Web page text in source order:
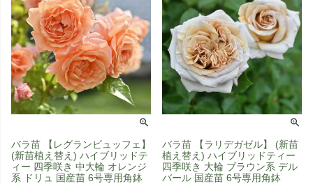
バラ苗 【レグランビュッフェ】
(新苗植え替え) ハイブリッドテ
ィー 四季咲き 中大輪 オレンジ
系 ドリュ 国産苗 6号専用角鉢
バラ苗 【ラリデガゼル】 (新苗
植え替え) ハイブリッドティー
四季咲き 大輪 ブラウン系 デル
バール 国産苗 6号専用角鉢